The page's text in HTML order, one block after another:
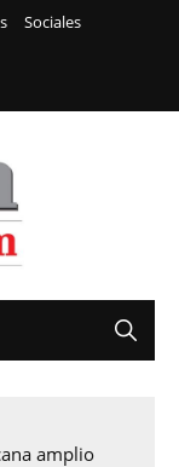
Sociales
amplio